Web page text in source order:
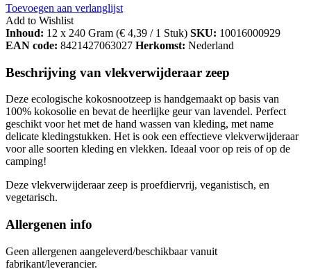
Toevoegen aan verlanglijst
Add to Wishlist
Inhoud: 12 x 240 Gram (€ 4,39 / 1 Stuk) SKU: 10016000929
EAN code: 8421427063027 Herkomst: Nederland
Beschrijving van vlekverwijderaar zeep
Deze ecologische kokosnootzeep is handgemaakt op basis van
100% kokosolie en bevat de heerlijke geur van lavendel. Perfect
geschikt voor het met de hand wassen van kleding, met name
delicate kledingstukken. Het is ook een effectieve vlekverwijderaar
voor alle soorten kleding en vlekken. Ideaal voor op reis of op de
camping!
Deze vlekverwijderaar zeep is proefdiervrij, veganistisch, en
vegetarisch.
Allergenen info
Geen allergenen aangeleverd/beschikbaar vanuit
fabrikant/leverancier.